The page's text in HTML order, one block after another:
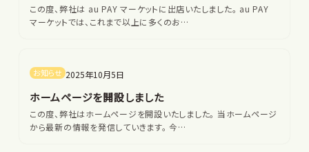
この度、弊社は au PAY マーケットに出店いたしました。 au PAY
マーケットでは、これまで以上に多くのお…
お知らせ 2025年10月5日
ホームページを開設しました
この度、弊社はホームページを開設いたしました。 当ホームページ
から最新の情報を発信していきます。 今…